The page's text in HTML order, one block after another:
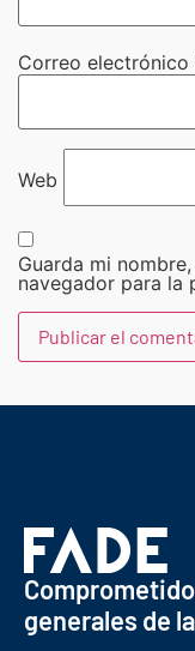
Correo electrónico
Web
Guarda mi
navegador para la
generales de